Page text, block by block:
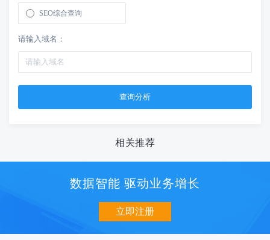
SEO综合查询
请输入域名：
相关推荐
数据智能 驱动业务增长
立即注册